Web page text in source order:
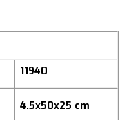
11940
4.5x50x25 cm